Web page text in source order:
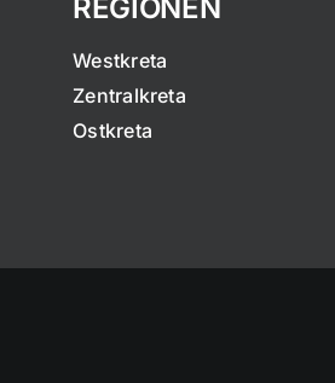
REGIONEN
Westkreta
Zentralkreta
Ostkreta